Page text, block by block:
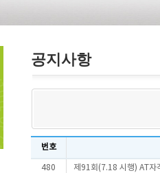
공지사항
번호
480 제91회(7.18 시행) AT자